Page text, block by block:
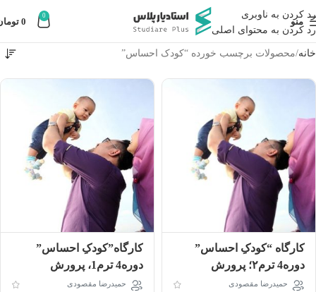
رد کردن به ناوبری
رد کردن به محتوای اصلی
منو
0
0
خانه محصولات برچسب خورده “کودک احساس”
کارگاه “کودکِ احساس”
دوره4 ترم۲؛ پرورش
مسلمان سالم در دنیای
حمیدرضا مقصودی
کارگاه”کودکِ احساس”
دوره‌4 ترم‌1، پرورش
مسلمان سالم در دنیای
حمیدرضا مقصودی